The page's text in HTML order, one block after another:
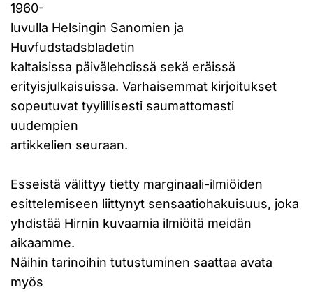
1960-
luvulla Helsingin Sanomien ja
Huvfudstadsbladetin
kaltaisissa päivälehdissä sekä eräissä
erityisjulkaisuissa. Varhaisemmat kirjoitukset
sopeutuvat tyylillisesti saumattomasti
uudempien
artikkelien seuraan.
Esseistä välittyy tietty marginaali-ilmiöiden
esittelemiseen liittynyt sensaatiohakuisuus, joka
yhdistää Hirnin kuvaamia ilmiöitä meidän
aikaamme.
Näihin tarinoihin tutustuminen saattaa avata
myös